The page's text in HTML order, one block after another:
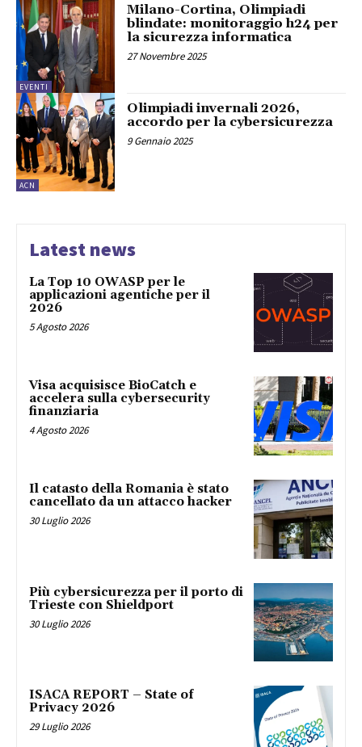
EVENTI
Milano-Cortina, Olimpiadi
blindate: monitoraggio h24 per
la sicurezza informatica
27 Novembre 2025
ACN
Olimpiadi invernali 2026,
accordo per la cybersicurezza
9 Gennaio 2025
Latest news
La Top 10 OWASP per le
applicazioni agentiche per il
2026
5 Agosto 2026
Visa acquisisce BioCatch e
accelera sulla cybersecurity
finanziaria
4 Agosto 2026
Il catasto della Romania è stato
cancellato da un attacco hacker
30 Luglio 2026
Più cybersicurezza per il porto di
Trieste con Shieldport
30 Luglio 2026
ISACA REPORT – State of
Privacy 2026
29 Luglio 2026